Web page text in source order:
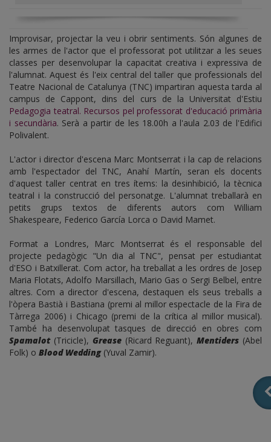
Improvisar, projectar la veu i obrir sentiments. Són algunes de
les armes de l'actor que el professorat pot utilitzar a les seues
classes per desenvolupar la capacitat creativa i expressiva de
l'alumnat. Aquest és l'eix central del taller que professionals del
Teatre Nacional de Catalunya (TNC) impartiran aquesta tarda al
campus de Cappont, dins del curs de la Universitat d'Estiu
Pedagogia teatral. Recursos pel professorat d'educació primària
i secundària. Serà a partir de les 18.00h a l'aula 2.03 de l'Edifici
Polivalent.
L'actor i director d'escena Marc Montserrat i la cap de relacions
amb l'espectador del TNC, Anahí Martín, seran els docents
d'aquest taller centrat en tres ítems: la desinhibició, la tècnica
teatral i la construcció del personatge. L'alumnat treballarà en
petits grups textos de diferents autors com William
Shakespeare, Federico García Lorca o David Mamet.
Format a Londres, Marc Montserrat és el responsable del
projecte pedagògic "Un dia al TNC", pensat per estudiantat
d'ESO i Batxillerat. Com actor, ha treballat a les ordres de Josep
Maria Flotats, Adolfo Marsillach, Mario Gas o Sergi Belbel, entre
altres. Com a director d'escena, destaquen els seus treballs a
l'òpera Bastià i Bastiana (premi al millor espectacle de la Fira de
Tàrrega 2006) i Chicago (premi de la crítica al millor musical).
També ha desenvolupat tasques de direcció en obres com
Spamalot(Tricicle), Grease(Ricard Reguant),Mentiders (Abel
Folk) o Blood Wedding(Yuval Zamir).